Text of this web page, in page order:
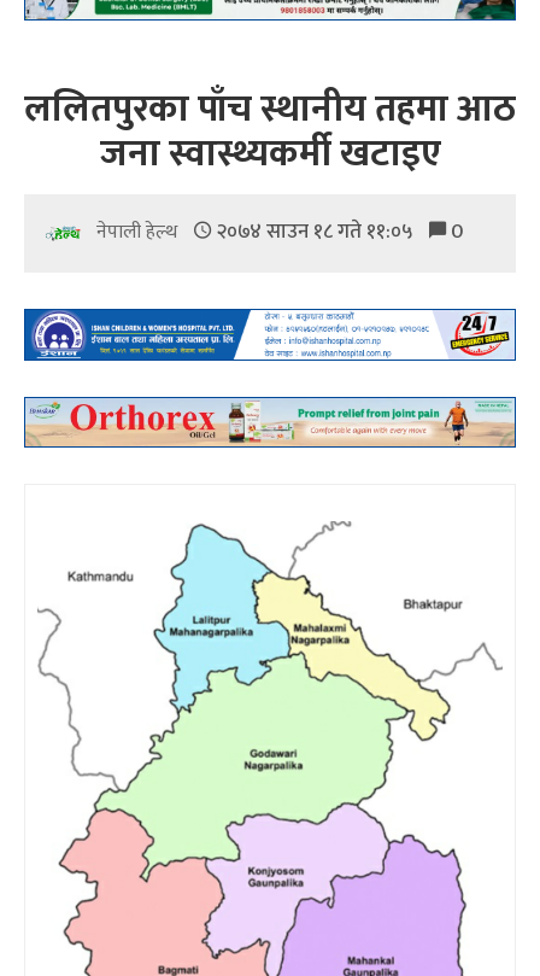
ललितपुरका पाँच स्थानीय तहमा आठ
जना स्वास्थ्यकर्मी खटाइए
नेपाली हेल्थ २०७४ साउन १८ गते ११:०५ 0